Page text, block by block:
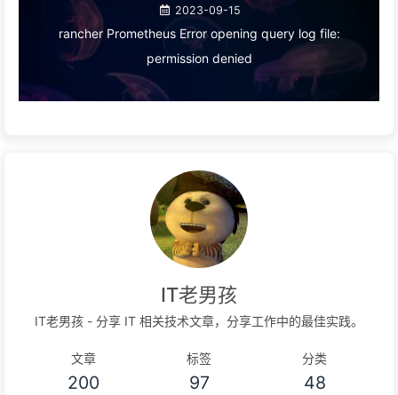
2023-09-15
rancher Prometheus Error opening query log file:
permission denied
IT老男孩
IT老男孩 - 分享 IT 相关技术文章，分享工作中的最佳实践。
文章
200
标签
97
分类
48